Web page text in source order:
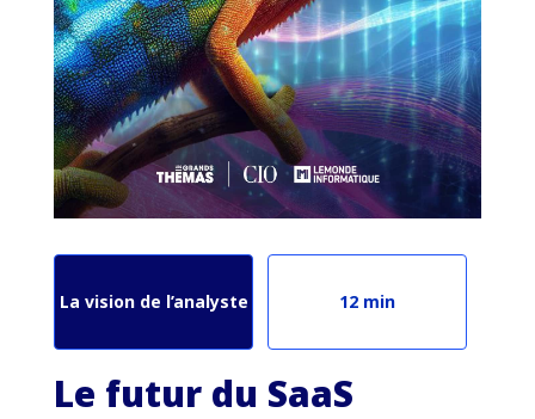
La vision de l’analyste 12 min
Le futur du SaaS